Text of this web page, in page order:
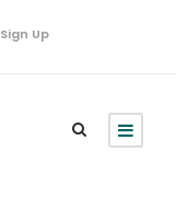
Sign Up